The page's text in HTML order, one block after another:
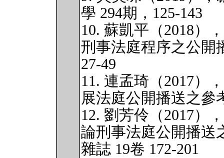
學 294期，125-143
10. 蘇凱平（2018）
刑事法庭程序之公開
27-49
11. 連孟琦（2017）
展法庭公開播送之參
12. 劉芳伶（2017）
論刑事法庭公開播送
雜誌 19卷 172-201